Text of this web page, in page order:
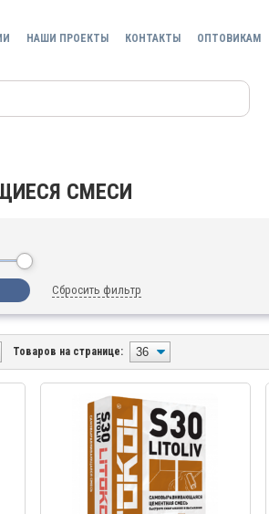
НАШИ ПРОЕКТЫ КОНТАКТЫ ОПТОВИКАМ
СМЕСИ
Сбросить фильтр
Товаров на странице: